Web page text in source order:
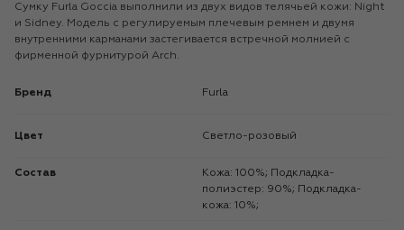
Сумку Furla Goccia выполнили из двух видов телячьей кожи: Night
и Sidney. Модель с регулируемым плечевым ремнем и двумя
внутренними карманами застегивается встречной молнией с
фирменной фурнитурой Arch.
Бренд Furla
Цвет Светло-розовый
Состав
Кожа: 100%; Подкладка-
полиэстер: 90%; Подкладка-
кожа: 10%;